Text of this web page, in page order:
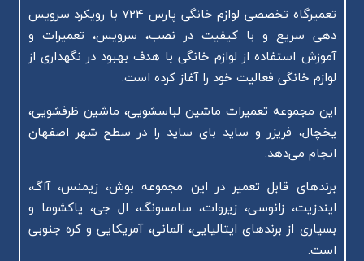
تعمیرگاه تخصصی لوازم خانگی پارس 724 با رویکرد سرویس
دهی سریع و با کیفیت در نصب، سرویس، تعمیرات و
آموزش استفاده از لوازم خانگی با هدف بهبود در نگهداری از
لوازم خانگی فعالیت خود را آغاز کرده است.
این مجموعه تعمیرات ماشین لباسشویی، ماشین ظرفشویی،
یخچال، فریزر و ساید بای ساید را در سطح شهر اصفهان
انجام می‌دهد.
برندهای قابل تعمیر در این مجموعه بوش، زیمنس، آاگ،
ایندزیت، زانوسی، زیروات، سامسونگ، ال جی، پاکشوما و
بسیاری از برندهای ایتالیایی، آلمانی، آمریکایی و کره جنوبی
است.